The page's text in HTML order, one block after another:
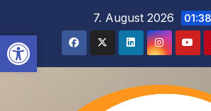
Werkzeugleiste
springen
7. August 2026 01:38